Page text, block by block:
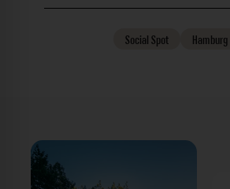
Social Spot Hamburg